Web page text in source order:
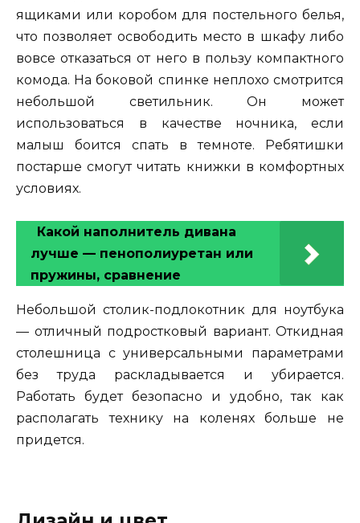
ящиками или коробом для постельного белья,
что позволяет освободить место в шкафу либо
вовсе отказаться от него в пользу компактного
комода. На боковой спинке неплохо смотрится
небольшой светильник. Он может
использоваться в качестве ночника, если
малыш боится спать в темноте. Ребятишки
постарше смогут читать книжки в комфортных
условиях.
Какой наполнитель дивана
лучше — пенополиуретан или
пружины, сравнение
Небольшой столик-подлокотник для ноутбука
— отличный подростковый вариант. Откидная
столешница с универсальными параметрами
без труда раскладывается и убирается.
Работать будет безопасно и удобно, так как
располагать технику на коленях больше не
придется.